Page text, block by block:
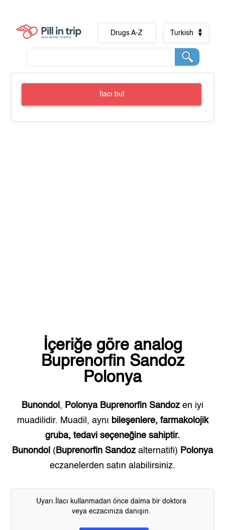
Drugs A-Z Turkish
İlacı bul
İçeriğe göre analog
Buprenorfin Sandoz
Polonya
Bunondol , Polonya Buprenorfin Sandoz en iyi
muadilidir. Muadil, aynı bileşenlere, farmakolojik
gruba, tedavi seçeneğine sahiptir.
Bunondol ( Buprenorfin Sandoz alternatifi) Polonya
eczanelerden satın alabilirsiniz.
Uyarı.İlacı kullanmadan önce daima bir doktora
veya eczacınıza danışın.